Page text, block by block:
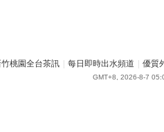
桃園全台茶訊 每日即時出水頻道 優質
GMT+8, 2026-8-7